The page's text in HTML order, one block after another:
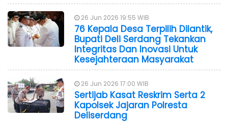
26 Jun 2026 19:55 WIB
76 Kepala Desa Terpilih Dilantik,
Bupati Deli Serdang Tekankan
Integritas Dan Inovasi Untuk
Kesejahteraan Masyarakat
26 Jun 2026 17:00 WIB
Sertijab Kasat Reskrim Serta 2
Kapolsek Jajaran Polresta
Deliserdang